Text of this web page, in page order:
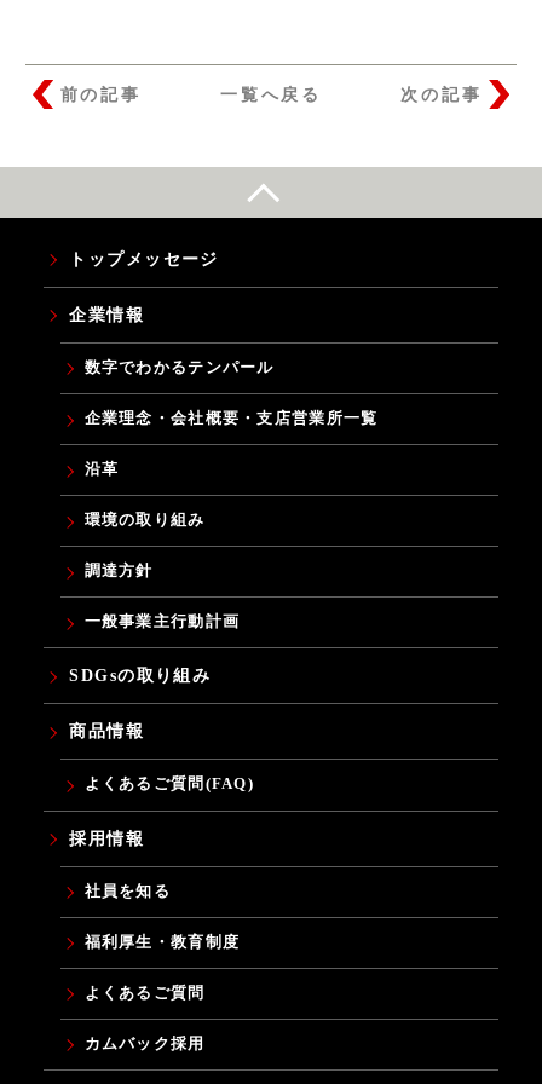
カタログ・ソフトダウンロード
お問い合わせ
お知らせ
前の記事 一覧へ戻る 次の記事
トップメッセージ
企業情報
数字でわかるテンパール
企業理念・会社概要・支店営業所一覧
沿革
環境の取り組み
調達方針
一般事業主行動計画
SDGsの取り組み
商品情報
よくあるご質問(FAQ)
採用情報
社員を知る
福利厚生・教育制度
よくあるご質問
カムバック採用